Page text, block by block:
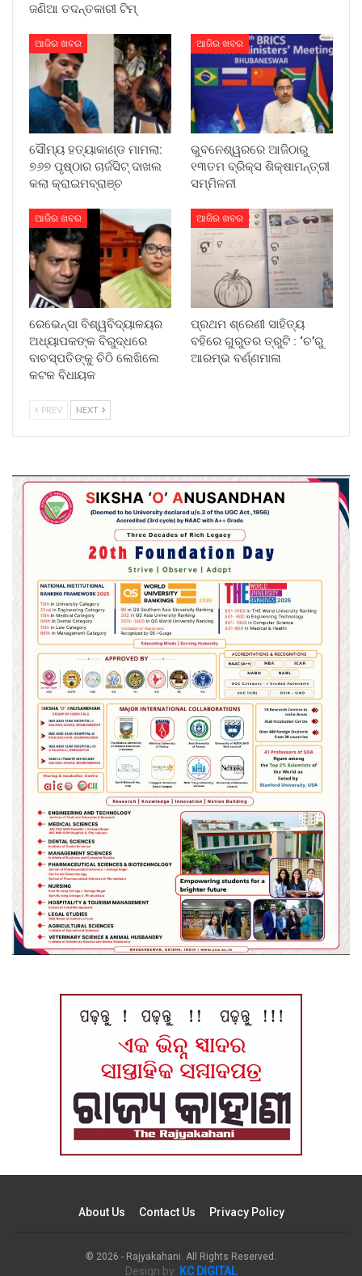
ଜଣିଆ ତଦନ୍ତକାରୀ ଟିମ୍
ଆଜିର ଖବର
ସୌମ୍ୟ ହତ୍ୟାକାଣ୍ଡ ମାମଲା:
୭୬୭ ପୃଷ୍ଠାର ଚାର୍ଜସିଟ୍ ଦାଖଲ
କଲା କ୍ରାଇମବ୍ରାଞ୍ଚ
ଆଜିର ଖବର
ଭୁବନେଶ୍ୱରରେ ଆଜିଠାରୁ
୧୩ତମ ବ୍ରିକ୍ସ ଶିକ୍ଷାମନ୍ତ୍ରୀ
ସମ୍ମିଳନୀ
ଆଜିର ଖବର
ରେଭେନ୍ସା ବିଶ୍ୱବିଦ୍ୟାଳୟର
ଅଧ୍ୟାପକଙ୍କ ବିରୁଦ୍ଧରେ
ବାଚସ୍ପତିଙ୍କୁ ଚିଠି ଲେଖିଲେ
କଟକ ବିଧାୟକ
ଆଜିର ଖବର
ପ୍ରଥମ ଶ୍ରେଣୀ ସାହିତ୍ୟ
ବହିରେ ଗୁରୁତର ତ୍ରୁଟି : ‘ଚ’ରୁ
ଆରମ୍ଭ ବର୍ଣ୍ଣମାଳା
PREV NEXT
About Us Contact Us Privacy Policy
© 2026 - Rajyakahani. All Rights Reserved.
Design by: KC DIGITAL